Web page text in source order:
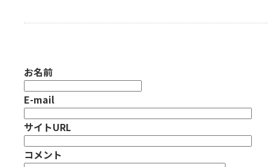
お名前
E-mail
サイトURL
コメント